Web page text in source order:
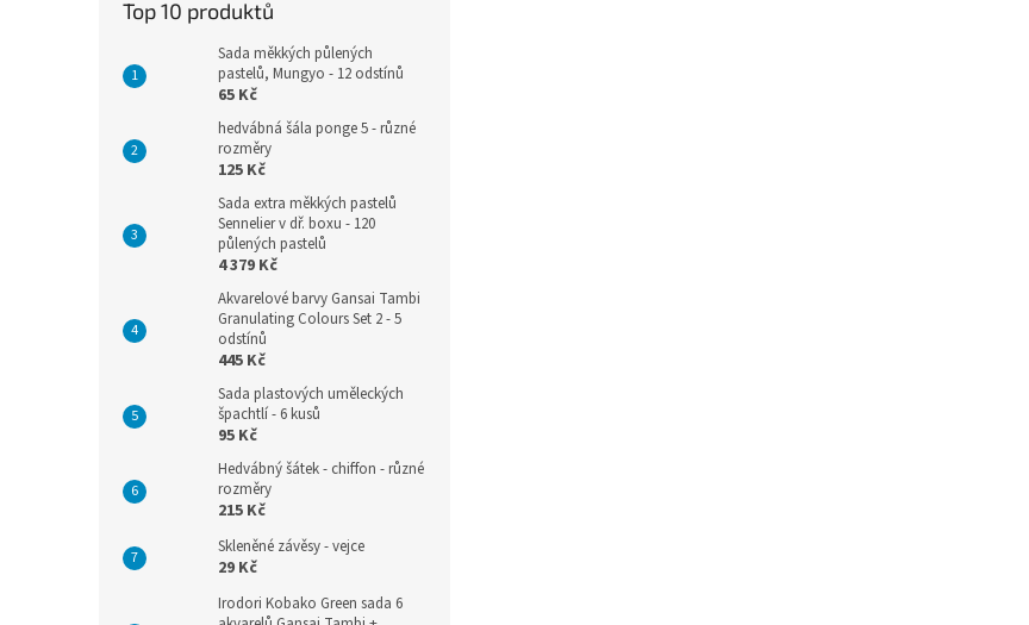
Top 10 produktů
Sada měkkých půlených
pastelů, Mungyo - 12 odstínů
65 Kč
hedvábná šála ponge 5 - různé
rozměry
125 Kč
Sada extra měkkých pastelů
Sennelier v dř. boxu - 120
půlených pastelů
4 379 Kč
Akvarelové barvy Gansai Tambi
Granulating Colours Set 2 - 5
odstínů
445 Kč
Sada plastových uměleckých
špachtlí - 6 kusů
95 Kč
Hedvábný šátek - chiffon - různé
rozměry
215 Kč
Skleněné závěsy - vejce
29 Kč
Irodori Kobako Green sada 6